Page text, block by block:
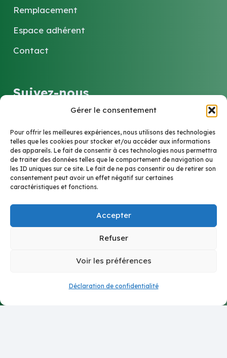
Gérer le consentement
Pour offrir les meilleures expériences, nous utilisons des technologies
telles que les cookies pour stocker et/ou accéder aux informations
des appareils. Le fait de consentir à ces technologies nous permettra
de traiter des données telles que le comportement de navigation ou
les ID uniques sur ce site. Le fait de ne pas consentir ou de retirer son
consentement peut avoir un effet négatif sur certaines
caractéristiques et fonctions.
Accepter
Refuser
Voir les préférences
Déclaration de confidentialité
Remplacement
Espace adhérent
Contact
Suivez-nous
LinkedIn
Contact
cptslyon5@gmail.com
Mentions légales